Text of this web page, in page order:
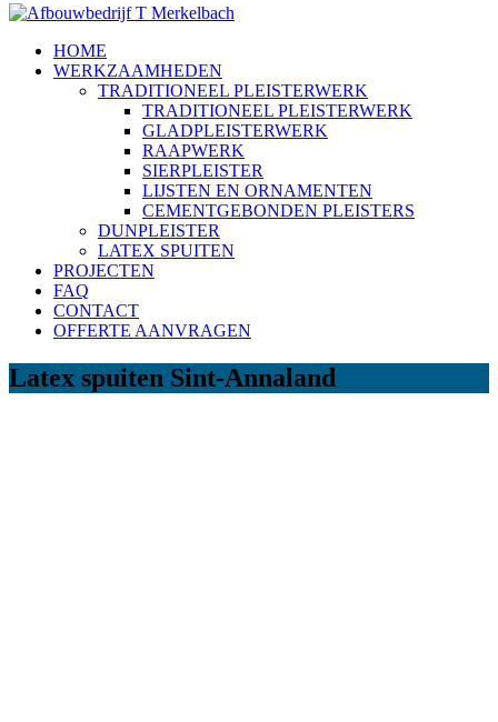
HOME
WERKZAAMHEDEN
TRADITIONEEL PLEISTERWERK
TRADITIONEEL PLEISTERWERK
GLADPLEISTERWERK
RAAPWERK
SIERPLEISTER
LIJSTEN EN ORNAMENTEN
CEMENTGEBONDEN PLEISTERS
DUNPLEISTER
LATEX SPUITEN
PROJECTEN
FAQ
CONTACT
OFFERTE AANVRAGEN
Latex spuiten Sint-Annaland